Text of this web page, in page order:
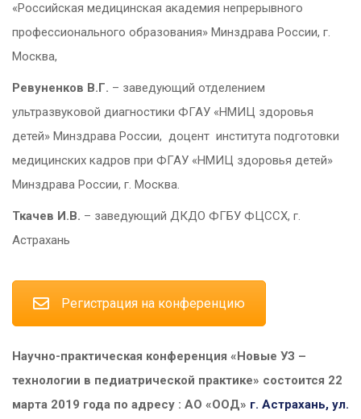
«Российская медицинская академия непрерывного
профессионального образования» Минздрава России, г.
Москва,
Ревуненков В.Г. – заведующий отделением
ультразвуковой диагностики ФГАУ «НМИЦ здоровья
детей» Минздрава России, доцент института подготовки
медицинских кадров при ФГАУ «НМИЦ здоровья детей»
Минздрава России, г. Москва.
Ткачев И.В. – заведующий ДКДО ФГБУ ФЦССХ, г.
Астрахань
Регистрация на конференцию
Научно-практическая конференция «Новые УЗ –
технологии в педиатрической практике» состоится 22
марта 2019 года по адресу : АО «ООД» г. Астрахань, ул.